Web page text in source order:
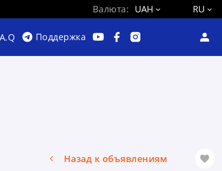
Валюта: UAH RU
Поддержка
Назад к объявлениям